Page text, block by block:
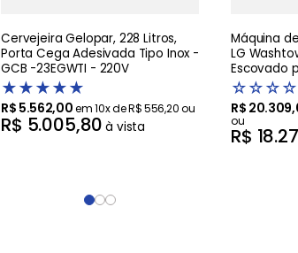
Cervejeira Gelopar, 228 Litros,
Porta Cega Adesivada Tipo Inox -
GCB -23EGWTI - 220V
★★★★★
R$ 5.562,00em10x deR$556,20ou
R$ 5.005,80 à vista
Máquina
LG
Escovado
Artificial
☆☆☆☆
R$ 20.309,
ou
R$ 18.